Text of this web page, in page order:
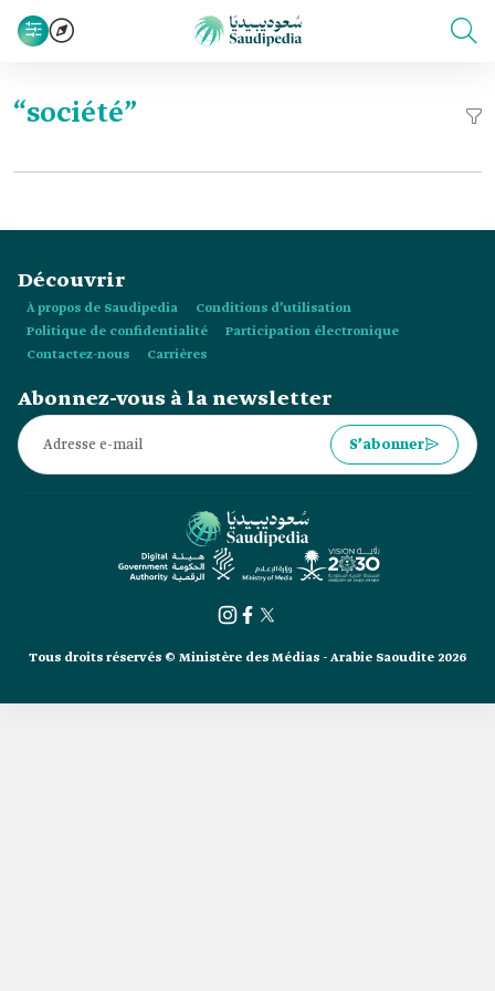
“société”
Découvrir
À propos de Saudipedia
Conditions d’utilisation
Politique de confidentialité
Participation électronique
Contactez-nous
Carrières
Abonnez-vous à la newsletter
S’abonner
Tous droits réservés © Ministère des Médias - Arabie Saoudite 2026